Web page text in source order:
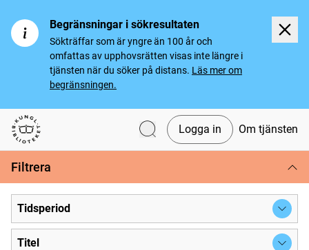
Begränsningar i sökresultaten
Sökträffar som är yngre än 100 år och
omfattas av upphovsrätten visas inte längre i
tjänsten när du söker på distans. Läs mer om
begränsningen.
Svenska tidningar
Logga in Om tjänsten
Filtrera
Tidsperiod
Titel